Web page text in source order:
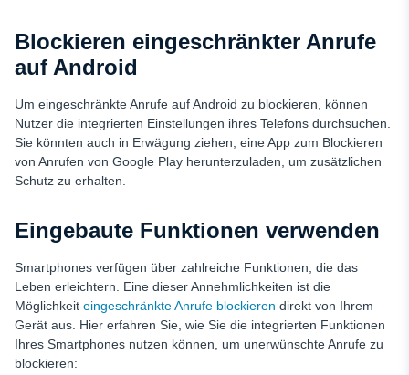
Blockieren eingeschränkter Anrufe
auf Android
Um eingeschränkte Anrufe auf Android zu blockieren, können
Nutzer die integrierten Einstellungen ihres Telefons durchsuchen.
Sie könnten auch in Erwägung ziehen, eine App zum Blockieren
von Anrufen von Google Play herunterzuladen, um zusätzlichen
Schutz zu erhalten.
Eingebaute Funktionen verwenden
Smartphones verfügen über zahlreiche Funktionen, die das
Leben erleichtern. Eine dieser Annehmlichkeiten ist die
Möglichkeit eingeschränkte Anrufe blockieren direkt von Ihrem
Gerät aus. Hier erfahren Sie, wie Sie die integrierten Funktionen
Ihres Smartphones nutzen können, um unerwünschte Anrufe zu
blockieren: